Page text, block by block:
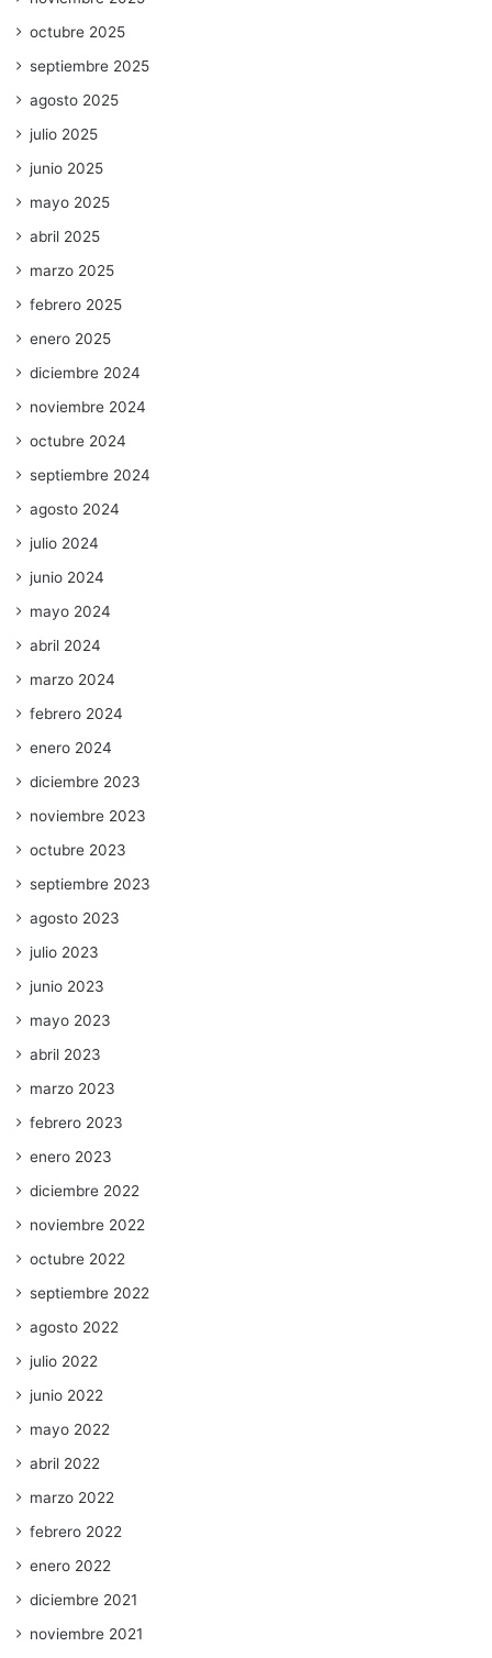
octubre 2025
septiembre 2025
agosto 2025
julio 2025
junio 2025
mayo 2025
abril 2025
marzo 2025
febrero 2025
enero 2025
diciembre 2024
noviembre 2024
octubre 2024
septiembre 2024
agosto 2024
julio 2024
junio 2024
mayo 2024
abril 2024
marzo 2024
febrero 2024
enero 2024
diciembre 2023
noviembre 2023
octubre 2023
septiembre 2023
agosto 2023
julio 2023
junio 2023
mayo 2023
abril 2023
marzo 2023
febrero 2023
enero 2023
diciembre 2022
noviembre 2022
octubre 2022
septiembre 2022
agosto 2022
julio 2022
junio 2022
mayo 2022
abril 2022
marzo 2022
febrero 2022
enero 2022
diciembre 2021
noviembre 2021